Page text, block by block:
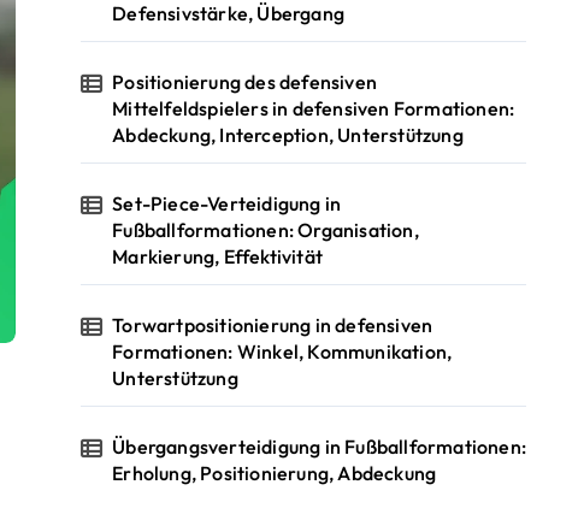
Defensivstärke, Übergang
Positionierung des defensiven
Mittelfeldspielers in defensiven Formationen:
Abdeckung, Interception, Unterstützung
Set-Piece-Verteidigung in
Fußballformationen: Organisation,
Markierung, Effektivität
Torwartpositionierung in defensiven
Formationen: Winkel, Kommunikation,
Unterstützung
Übergangsverteidigung in Fußballformationen:
Erholung, Positionierung, Abdeckung